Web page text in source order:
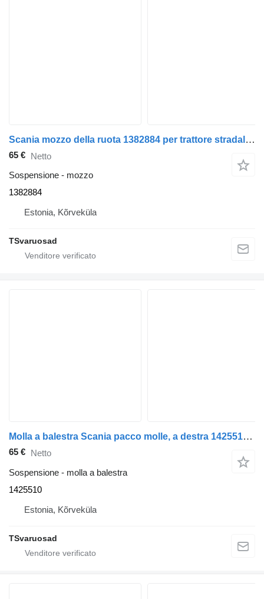
Scania mozzo della ruota 1382884 per trattore stradale Scania P94
65 € Netto
Sospensione - mozzo
1382884
Estonia, Kõrveküla
TSvaruosad
Molla a balestra Scania pacco molle, a destra 1425510 per trattore stradale Scania P94
65 € Netto
Sospensione - molla a balestra
1425510
Estonia, Kõrveküla
TSvaruosad